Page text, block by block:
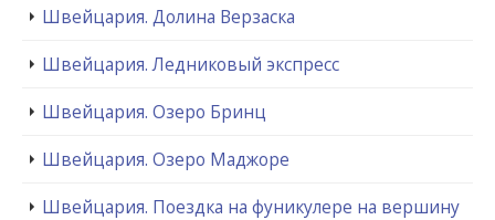
Швейцария. Долина Верзаска
Швейцария. Ледниковый экспресс
Швейцария. Озеро Бринц
Швейцария. Озеро Маджоре
Швейцария. Поездка на фуникулере на вершину